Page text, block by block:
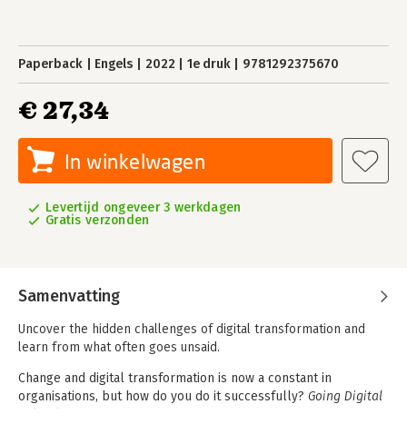
Paperback Engels 2022 1e druk 9781292375670
€ 27,34
In winkelwagen
Levertijd ongeveer 3 werkdagen
Gratis verzonden
Samenvatting
Uncover the hidden challenges of digital transformation and
learn from what often goes unsaid.
Change and digital transformation is now a constant in
organisations, but how do you do it successfully? Going Digital